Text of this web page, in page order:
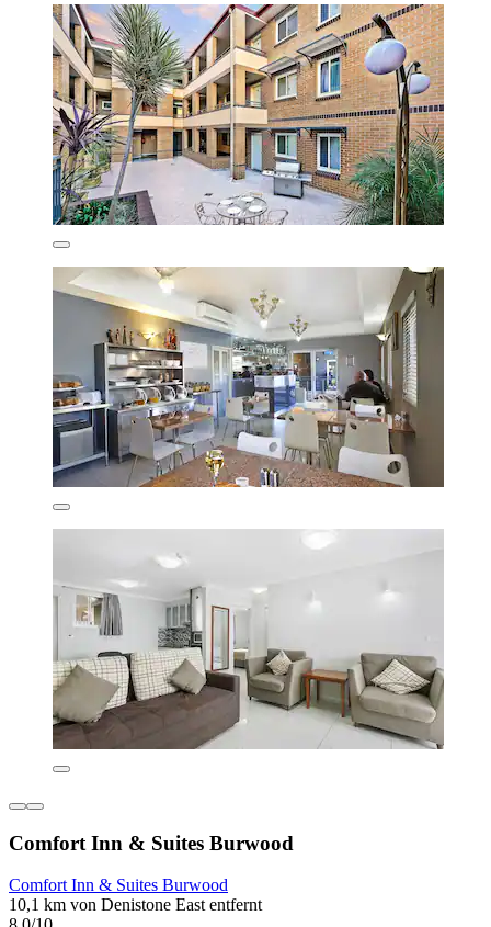
Comfort Inn & Suites Burwood
Comfort Inn & Suites Burwood
10,1 km von Denistone East entfernt